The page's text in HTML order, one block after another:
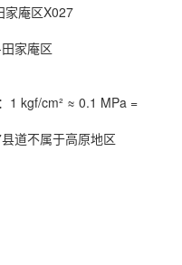
家庵区X027
家庵区
1 kgf/cm² ≈ 0.1 MPa =
道不属于高原地区